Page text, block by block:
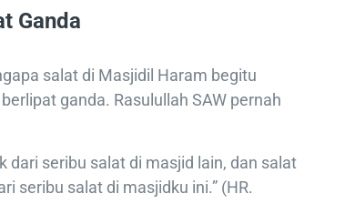
Ganda
salat di Masjidil Haram begitu
ganda. Rasulullah SAW pernah
dari seribu salat di masjid lain, dan salat
seribu salat di masjidku ini.” (HR.